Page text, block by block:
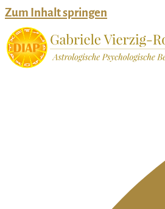
Zum Inhalt springen